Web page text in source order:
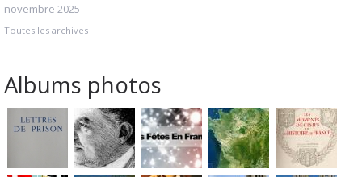
novembre 2025
Toutes les archives
Albums photos